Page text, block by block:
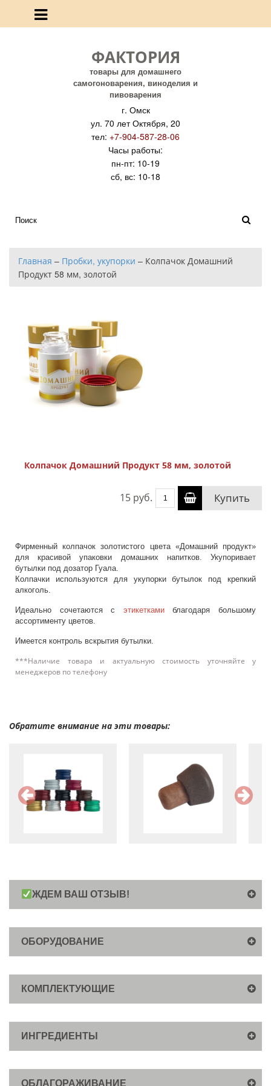
ФАКТОРИЯ
товары для домашнего
самогоноварения, виноделия и
пивоварения
г. Омск
ул. 70 лет Октября, 20
тел: +7-904-587-28-06
Часы работы:
пн-пт: 10-19
сб, вс: 10-18
Главная – Пробки, укупорки – Колпачок Домашний
Продукт 58 мм, золотой
Колпачок Домашний Продукт 58 мм, золотой
15 руб. Купить
Фирменный колпачок золотистого цвета «Домашний продукт»
для красивой упаковки домашних напитков. Укупоривает
бутылки под дозатор Гуала.
Колпачки используются для укупорки бутылок под крепкий
алкоголь.
Идеально сочетаются с этикеткамиблагодаря большому
ассортименту цветов.
Имеется контроль вскрытия бутылки.
***Наличие товара и актуальную стоимость уточняйте у
менеджеров по телефону
Обратите внимание на эти товары:
ЖДЕМ ВАШ ОТЗЫВ!
ОБОРУДОВАНИЕ
КОМПЛЕКТУЮЩИЕ
ИНГРЕДИЕНТЫ
ОБЛАГОРАЖИВАНИЕ